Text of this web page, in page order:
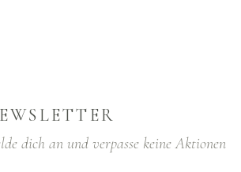
dich an und verpasse keine Aktionen